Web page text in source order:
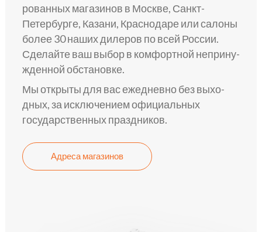
рованных мага­зинов в Москве, Санкт-
Петербурге, Казани, Краснодаре или сало­ны
более 30 наш­их дилеров по всей России.
Сделай­те ваш выбор в комфо­ртной неприну­
жденной обста­новке.
Мы откры­ты для вас ежедне­вно без выхо­
дных, за исключе­нием официа­льных
государстве­нных пра­здников.
Адреса магазинов